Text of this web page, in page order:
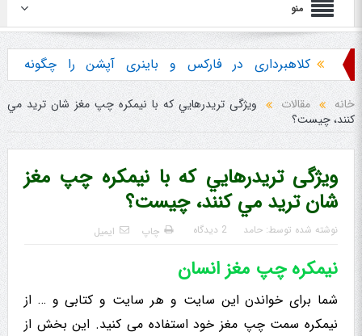
منو
کلاهبرداری در فارکس و باینری آپشن را چگونه
تشخیص دهیم ؟
هشدار در مورد خرید استراتژی ها و پکیج آموزش
باینری آپشن
خانه مقالات
ویژگی تریدرهايي که با نیمکره چپ مغز شان تريد مي
کنند، چیست؟
ویژگی تریدرهايي که با نیمکره چپ مغز
شان تريد مي کنند، چیست؟
نوشته شده توسط: حامد 2 دیدگاه چاپ ایمیل
نیمکره چپ مغز انسان
شما برای خواندن این سایت و هر سایت و کتابی و … از
نیمکره سمت چپ مغز خود استفاده می کنید. این بخش از